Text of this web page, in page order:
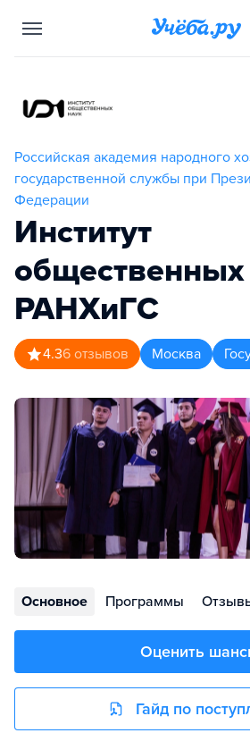
Российская академия народного
государственной службы при
Федерации
Институт
общественных
РАНХиГС
4.36 отзывов Москва
Основное Программы
Оценить
Гайд по